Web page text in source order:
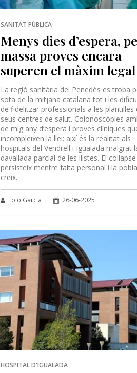
SANITAT PÚBLICA
Menys dies d’espera,
massa proves encara
superen el màxim legal
La regió sanitària del Penedès es troba
sota de la mitjana catalana tot i les
de fidelitzar professionals a les plantilles
seus centres de salut. Colonoscòpies
de mig any d’espera i proves clíniques
incompleixen la llei: així és la realitat als
hospitals del Vendrell i Igualada malgrat
davallada parcial de les llistes. El col·lapse
persisteix mentre falta personal i la
creix.
Lolo Garcia | 26-06-2025
HOSPITAL D'IGUALADA